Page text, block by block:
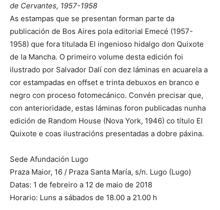
de Cervantes, 1957-1958
As estampas que se presentan forman parte da
publicación de Bos Aires pola editorial Emecé (1957-
1958) que fora titulada El ingenioso hidalgo don Quixote
de la Mancha. O primeiro volume desta edición foi
ilustrado por Salvador Dalí con dez láminas en acuarela a
cor estampadas en offset e trinta debuxos en branco e
negro con proceso fotomecánico. Convén precisar que,
con anterioridade, estas láminas foron publicadas nunha
edición de Random House (Nova York, 1946) co título El
Quixote e coas ilustracións presentadas a dobre páxina.
Sede Afundación Lugo
Praza Maior, 16 / Praza Santa María, s/n. Lugo (Lugo)
Datas: 1 de febreiro a 12 de maio de 2018
Horario: Luns a sábados de 18.00 a 21.00 h